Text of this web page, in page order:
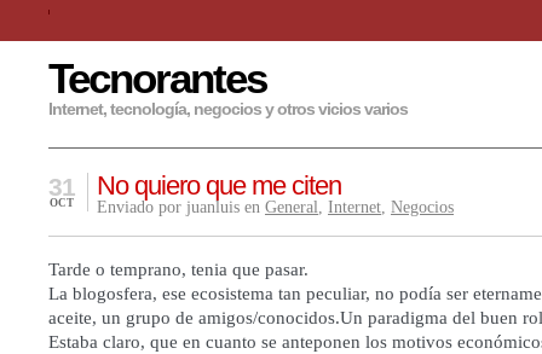
Tecnorantes
Internet, tecnología, negocios y otros vicios varios
No quiero que me citen
31
OCT Enviado por juanluis en General, Internet, Negocios
Tarde o temprano, tenia que pasar.
La blogosfera, ese ecosistema tan peculiar, no podía ser
aceite, un grupo de amigos/conocidos.Un paradigma del buen
Estaba claro, que en cuanto se anteponen los motivos